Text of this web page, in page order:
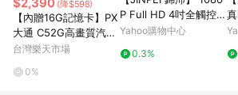
(降$598)
【內贈16G記憶卡】PX
大通 C52G高畫質汽車
行車記錄器(GPS測速
台灣樂天市場
0%
P Full HD 4吋全觸控
前後雙錄 行車記錄器
Yahoo購物中心
0.3%